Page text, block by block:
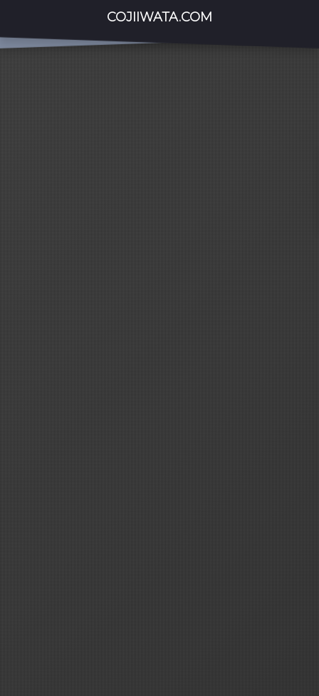
COJIIWATA.COM